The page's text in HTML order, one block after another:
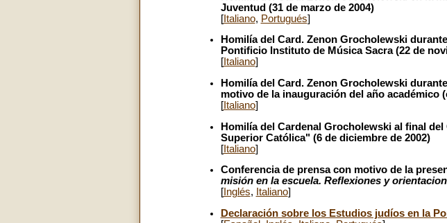
Juventud (31 de marzo de 2004)
[Italiano, Portugués]
Homilía del Card. Zenon Grocholewski
Pontificio Instituto de Música Sacra (22 de
[Italiano]
Homilía del Card. Zenon Grocholewski
motivo de la inauguración del año académico
[Italiano]
Homilía del Cardenal Grocholewski al final
Superior Católica" (6 de diciembre de 2002)
[Italiano]
Conferencia de prensa con motivo de la
misión en la escuela. Reflexiones y
[Inglés, Italiano]
Declaración sobre los Estudios judíos en la